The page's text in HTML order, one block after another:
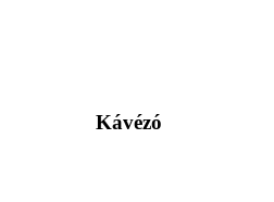
Kávézó